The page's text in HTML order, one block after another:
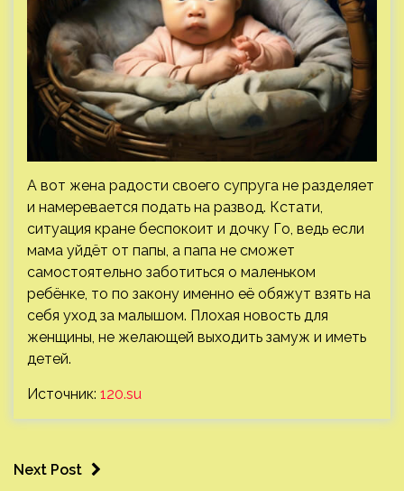
А вот жена радости своего супруга не разделяет
и намеревается подать на развод. Кстати,
ситуация кране беспокоит и дочку Го, ведь если
мама уйдёт от папы, а папа не сможет
самостоятельно заботиться о маленьком
ребёнке, то по закону именно её обяжут взять на
себя уход за малышом. Плохая новость для
женщины, не желающей выходить замуж и иметь
детей.
Источник: 120.su
Next Post